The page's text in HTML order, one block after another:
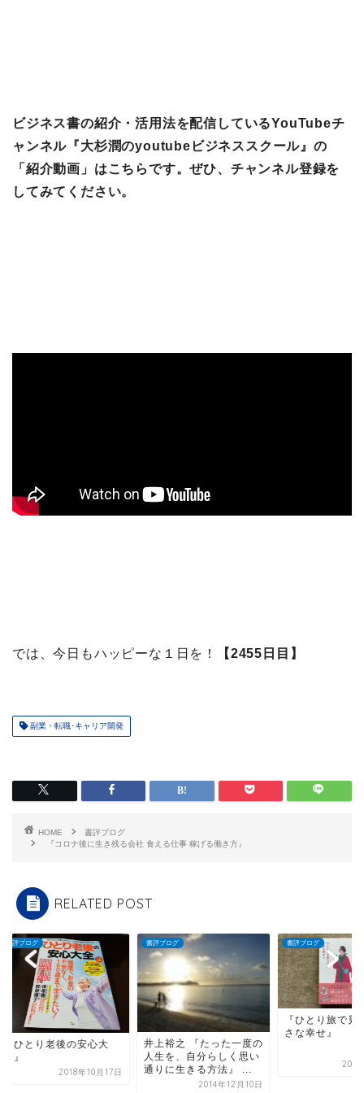
ビジネス書の紹介・活用法を配信しているYouTubeチ
ャンネル『大杉潤のyoutubeビジネススクール』の
「紹介動画」はこちらです。ぜひ、チャンネル登録を
してみてください。
では、今日もハッピーな１日を！ 【2455日目】
副業・転職･キャリア開発
HOME
書評ブログ
『コロナ後に生き残る会社 食える仕事 稼げる働き方』
RELATED POST
ログ
とり老後の安心大
2018年10月17日
書評ブログ
井上裕之 『たった一度の
人生を、自分らしく思い
通りに生きる方法』 ...
2014年12月10日
書評ブログ
『ひとり旅で見つけ
さな幸せ』
2024年6